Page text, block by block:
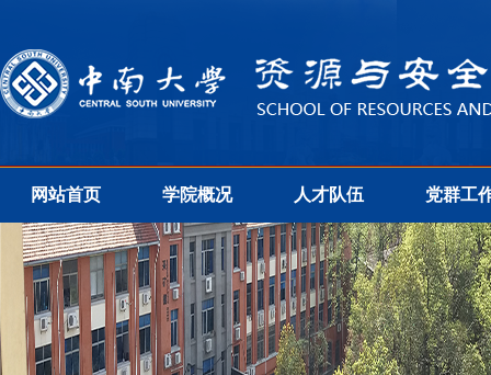
网站首页 学院概况 人才队伍 党群工